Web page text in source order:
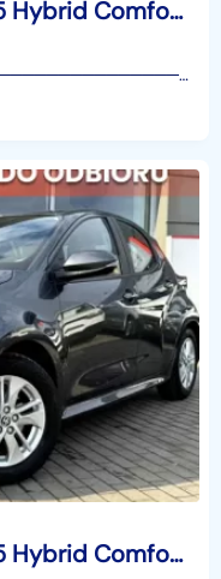
Toyota Yaris IV Comfort 1.5 Hybrid Comfort 1.5 Hybrid 116KM | Tempomat adaptacyjny!
Toyota Yaris IV Comfort 1.5 Hybrid Comfort 1.5 Hybrid 116KM | Tempomat adaptacyjny!